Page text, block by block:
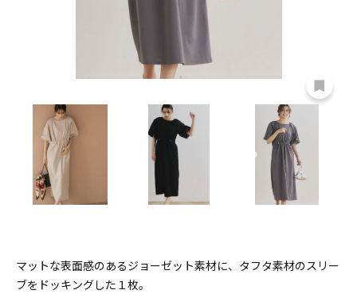
マットな表面感のあるジョーゼット素材に、タフタ素材のスリー
ブをドッキングした１枚。